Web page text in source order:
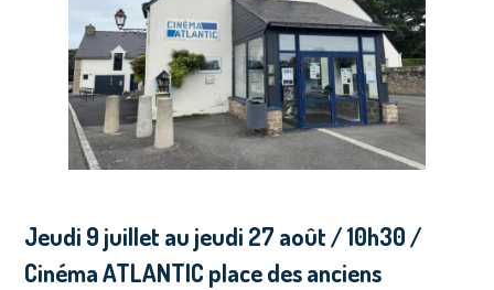
Jeudi 9 juillet au jeudi 27 août / 10h30 /
Cinéma ATLANTIC place des anciens